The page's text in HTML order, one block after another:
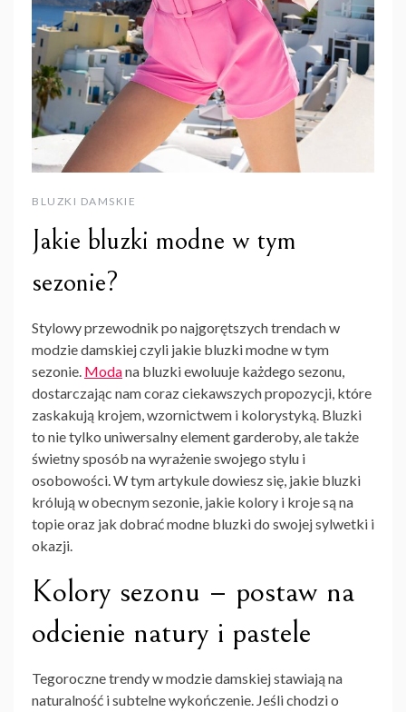
BLUZKI DAMSKIE
Jakie bluzki modne w tym
sezonie?
Stylowy przewodnik po najgorętszych trendach w
modzie damskiej czyli jakie bluzki modne w tym
sezonie. Modana bluzki ewoluuje każdego sezonu,
dostarczając nam coraz ciekawszych propozycji, które
zaskakują krojem, wzornictwem i kolorystyką. Bluzki
to nie tylko uniwersalny element garderoby, ale także
świetny sposób na wyrażenie swojego stylu i
osobowości. W tym artykule dowiesz się, jakie bluzki
królują w obecnym sezonie, jakie kolory i kroje są na
topie oraz jak dobrać modne bluzki do swojej sylwetki i
okazji.
Kolory sezonu – postaw na
odcienie natury i pastele
Tegoroczne trendy w modzie damskiej stawiają na
naturalność i subtelne wykończenie. Jeśli chodzi o